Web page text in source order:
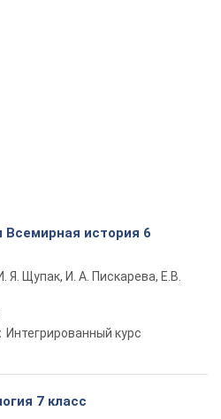
Всемирная история 6
Я. Щупак, И. А. Пискарева, Е.В.
Интегрированный курс
7 класс